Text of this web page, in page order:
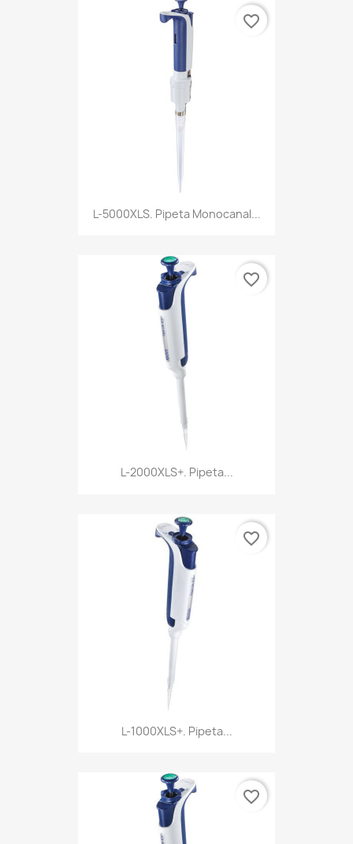
L-5000XLS. Pipeta Monocanal...
favorite_border
L-2000XLS+. Pipeta...
favorite_border
L-1000XLS+. Pipeta...
favorite_border
favorite_border